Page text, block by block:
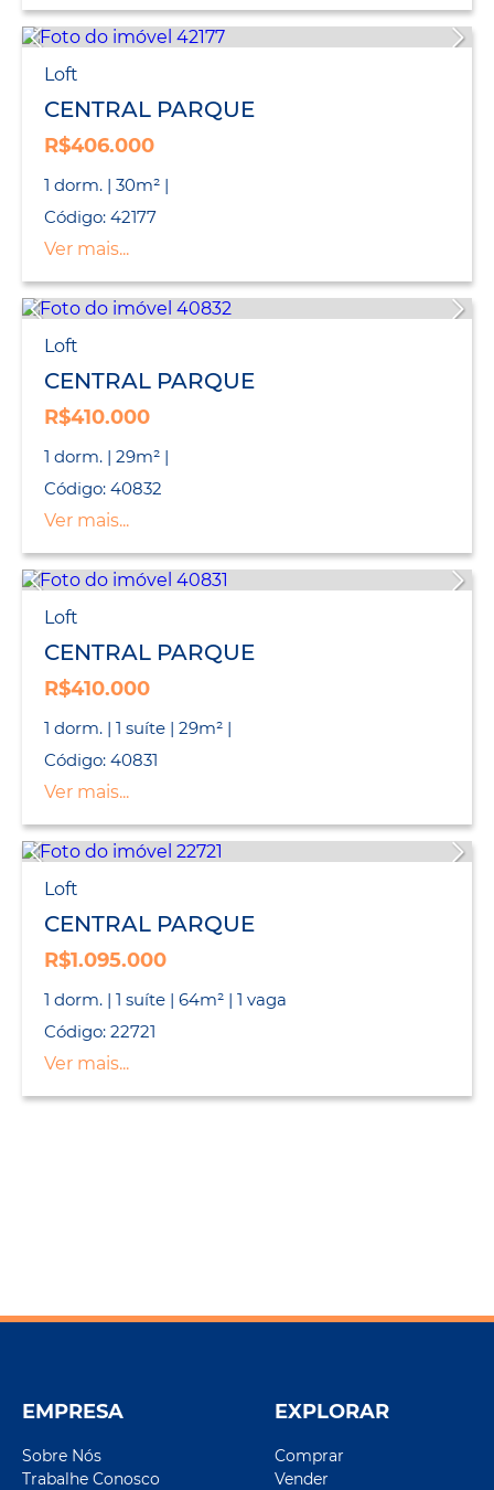
Loft
CENTRAL PARQUE
R$406.000
1 dorm. | 30m² |
Código: 42177
Ver mais...
Loft
CENTRAL PARQUE
R$410.000
1 dorm. | 29m² |
Código: 40832
Ver mais...
Loft
CENTRAL PARQUE
R$410.000
1 dorm. | 1 suíte | 29m² |
Código: 40831
Ver mais...
Loft
CENTRAL PARQUE
R$1.095.000
1 dorm. | 1 suíte | 64m² | 1 vaga
Código: 22721
Ver mais...
EMPRESA
Sobre Nós
Trabalhe Conosco
EXPLORAR
Comprar
Vender